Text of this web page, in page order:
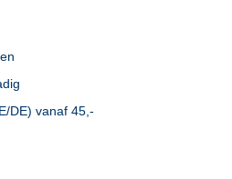
DE) vanaf 45,-